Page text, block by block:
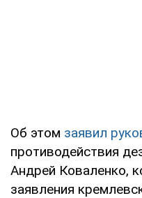
Об этом заявил
противодействия
Андрей Коваленко,
заявления